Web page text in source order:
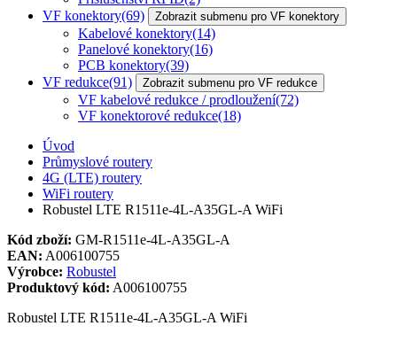
VF konektory(69) Zobrazit submenu pro VF konektory
Kabelové konektory(14)
Panelové konektory(16)
PCB konektory(39)
VF redukce(91) Zobrazit submenu pro VF redukce
VF kabelové redukce / prodloužení(72)
VF konektorové redukce(18)
Úvod
Průmyslové routery
4G (LTE) routery
WiFi routery
Robustel LTE R1511e-4L-A35GL-A WiFi
Kód zboží: GM-R1511e-4L-A35GL-A
EAN: A006100755
Výrobce: Robustel
Produktový kód: A006100755
Robustel LTE R1511e-4L-A35GL-A WiFi